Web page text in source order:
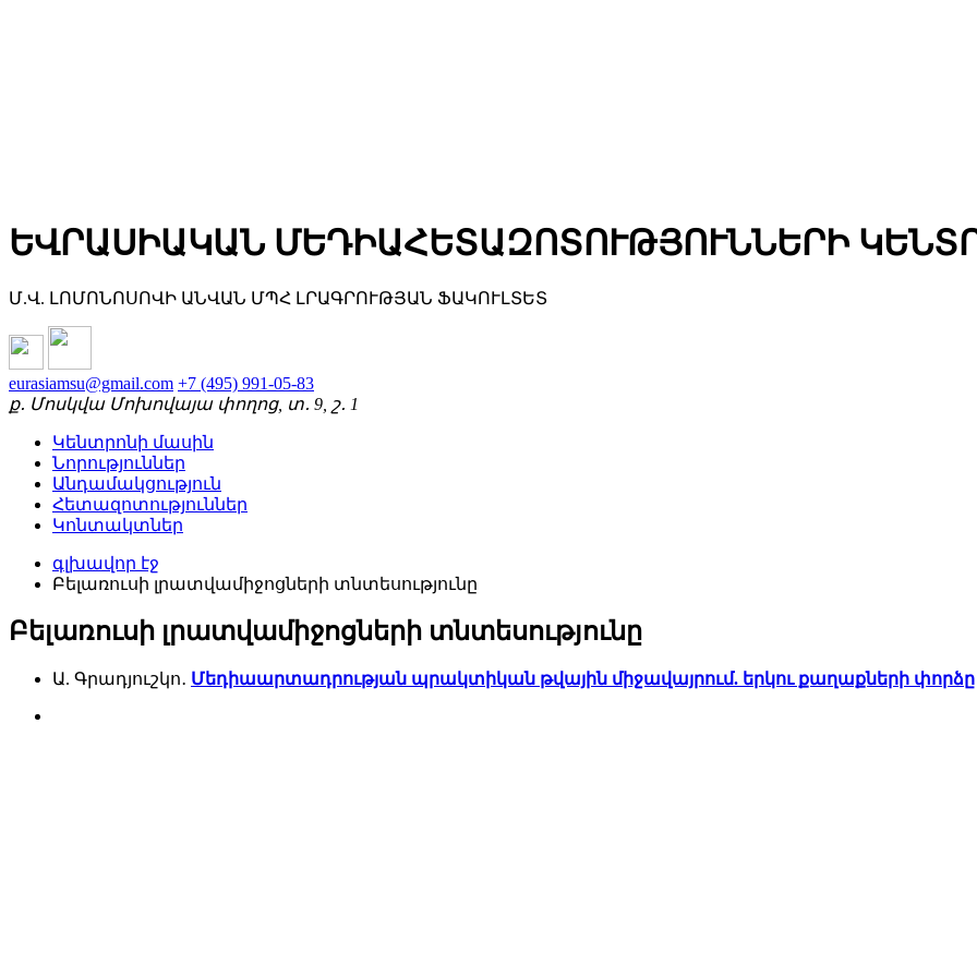
ԵՎՐԱՍԻԱԿԱՆ ՄԵԴԻԱՀԵՏԱԶՈՏՈՒԹՅՈՒՆՆԵՐԻ
Մ.Վ. ԼՈՄՈՆՈՍՈՎԻ ԱՆՎԱՆ ՄՊՀ ԼՐԱԳՐՈՒԹՅԱՆ ՖԱԿՈՒԼՏԵՏ
eurasiamsu@gmail.com +7 (495) 991-05-83
ք․ Մոսկվա Մոխովայա փողոց, տ․ 9, շ․ 1
Կենտրոնի մասին
Նորություններ
Անդամակցություն
Հետազոտություններ
Կոնտակտներ
գլխավոր էջ
Բելառուսի լրատվամիջոցների տնտեսությունը
Բելառուսի լրատվամիջոցների տնտեսությունը
Ա. Գրադյուշկո․ Մեդիաարտադրության պրակտիկան թվային միջավայրում. երկու քաղաքների փորձը